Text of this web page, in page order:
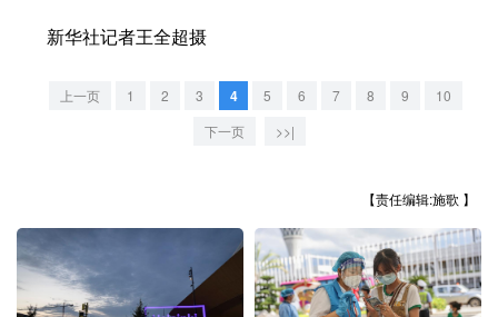
地方频道
湖南
广东 海南 重庆
四川 贵州 云南 西藏
新华社记者王全超摄
上一页 1 2 3 4 5 6 7 8 9
10
下一页
>>|
【责任编辑:施歌 】